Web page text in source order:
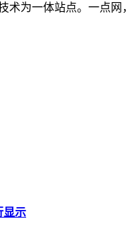
术为一体站点。一点网，
显示